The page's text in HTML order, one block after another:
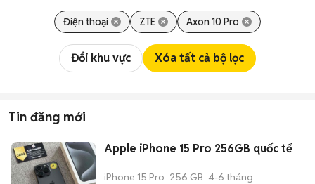
Điện thoại ZTE Axon 10 Pro
Đổi khu vực Xóa tất cả bộ lọc
Tin đăng mới
Apple iPhone 15 Pro 256GB quốc tế
iPhone 15 Pro 256 GB 4-6 tháng